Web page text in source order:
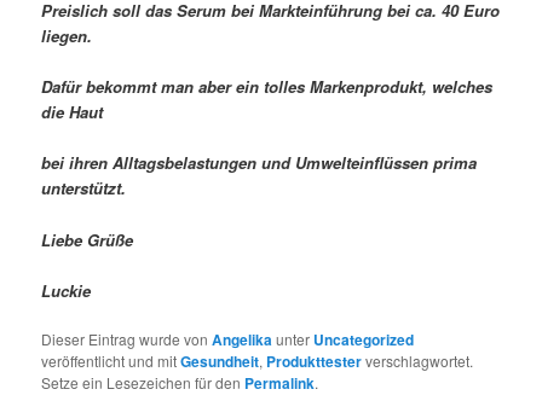
Preislich soll das Serum bei Markteinführung bei ca. 40 Euro
liegen.
Dafür bekommt man aber ein tolles Markenprodukt, welches
die Haut
bei ihren Alltagsbelastungen und Umwelteinflüssen prima
unterstützt.
Liebe Grüße
Luckie
Dieser Eintrag wurde vonAngelikaunter Uncategorized
veröffentlicht und mitGesundheit, Produkttesterverschlagwortet.
Setze ein Lesezeichen für den Permalink.